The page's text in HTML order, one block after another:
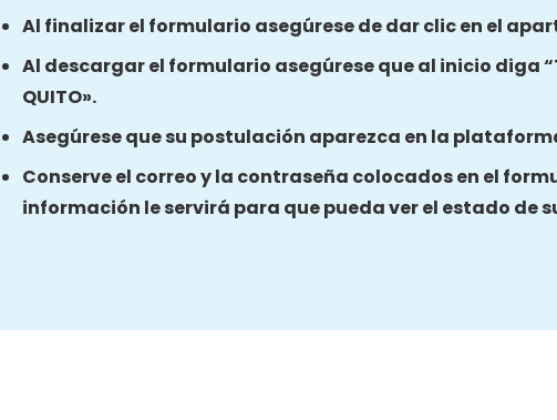
Al finalizar el formulario asegúrese de dar clic en el
Al descargar el formulario asegúrese que al inicio diga
QUITO».
Asegúrese que su postulación aparezca en la plataforma
Conserve el correo y la contraseña colocados en el
información le servirá para que pueda ver el estado de